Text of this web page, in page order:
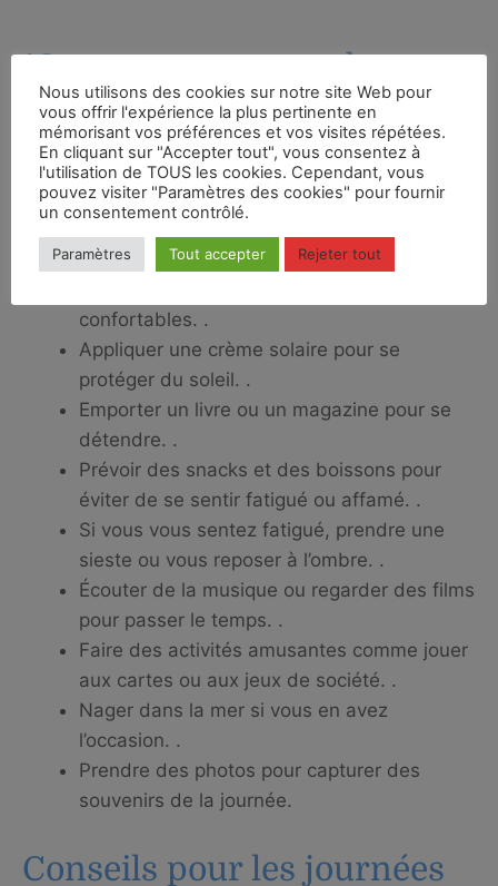
10 astuces pour rendre vos
journées en mer plus
agréables
serviette pour se rafraîchir. .
confortables. .
Appliquer une crème solaire pour se
protéger du soleil. .
Emporter un livre ou un magazine pour se
détendre. .
Prévoir des snacks et des boissons pour
éviter de se sentir fatigué ou affamé. .
Si vous vous sentez fatigué, prendre une
sieste ou vous reposer à l’ombre. .
Écouter de la musique ou regarder des films
pour passer le temps. .
Faire des activités amusantes comme jouer
aux cartes ou aux jeux de société. .
Nager dans la mer si vous en avez
l’occasion. .
Prendre des photos pour capturer des
souvenirs de la journée.
Conseils pour les journées
Nous utilisons des cookies sur notre site Web pour
vous offrir l'expérience la plus pertinente en
mémorisant vos préférences et vos visites répétées.
En cliquant sur "Accepter tout", vous consentez à
l'utilisation de TOUS les cookies. Cependant, vous
pouvez visiter "Paramètres des cookies" pour fournir
un consentement contrôlé.
Paramètres Tout accepter Rejeter tout